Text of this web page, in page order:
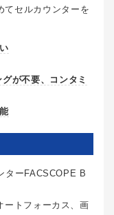
てセルカウンターを
が不要、コンタミ
ターFACSCOPE B
ートフォーカス、画